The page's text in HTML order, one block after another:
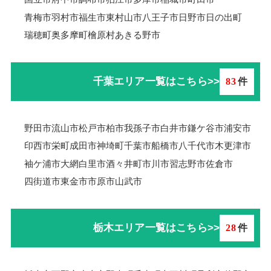
青梅市羽村市福生市東村山市八王子市日野市日の出町
瑞穂町奥多摩町檜原村あきる野市
千葉エリア一覧はこちら>> 83件
野田市流山市松戸市柏市我孫子市白井市鎌ケ谷市浦安市
印西市栄町成田市神埼町千葉市船橋市八千代市木更津市
袖ケ浦市大網白里市酒々井町市川市習志野市佐倉市
四街道市東金市市原市山武市
栃木エリア一覧はこちら>> 28件